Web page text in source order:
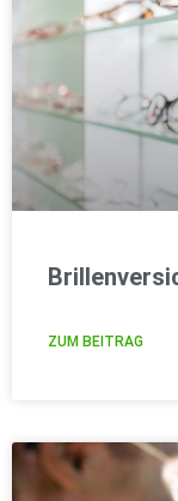
ZUM BEITRAG